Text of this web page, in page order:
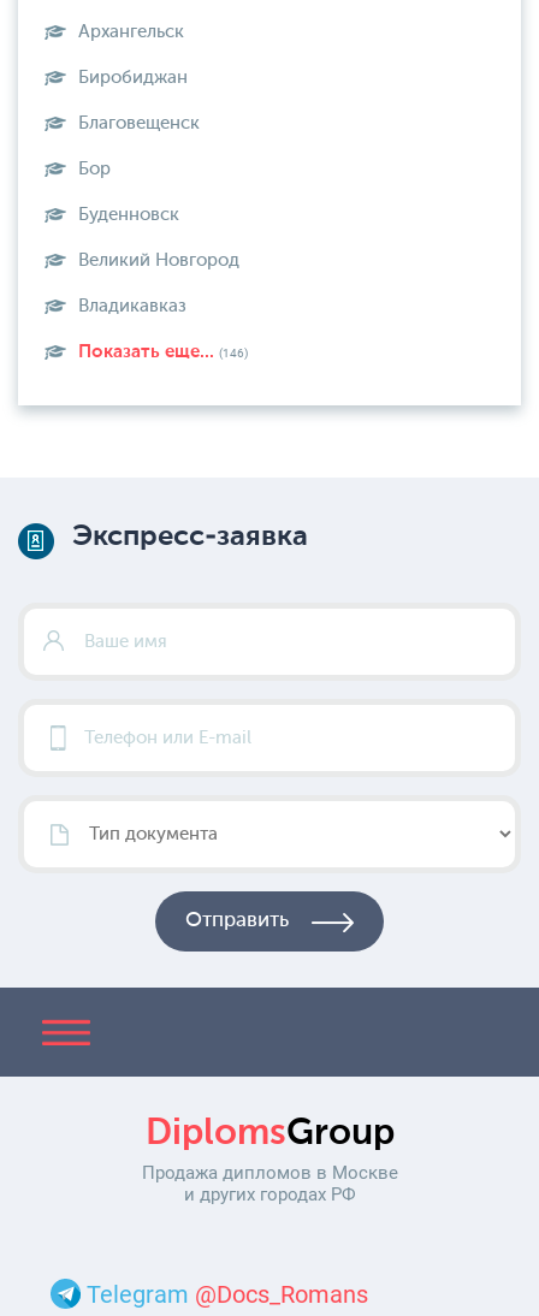
Архангельск
Биробиджан
Благовещенск
Бор
Буденновск
Великий Новгород
Владикавказ
Показать еще... (146)
Экспресс-заявка
DiplomsGroup
Продажа дипломов в Москве
и других городах РФ
Telegram @Docs_Romans